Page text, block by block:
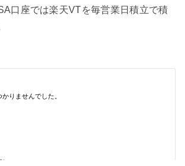
口座では楽天VTを毎営業日積立で積